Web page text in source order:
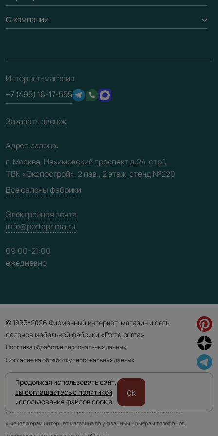
Погонаж
Гарантия
Вопрос-ответ
Отзывы клиентов
Техническая информация
Юридическая информация
Доставка
Дизайнерам / архитекторам
3D-модели
О компании
О фабрике
Сертификаты
Производство
Вакансии
Карта сайта
Интернет-магазин
+7 (495) 16-17-555
Заказать звонок
Адрес салона:
г. Москва, Нахимовский проспект д.24, стр.1,
ТВК «Экспострой», 2 пав., 2 этаж, стенд №220
Все салоны фабрики
Электронная почта
info@portaprima.ru
09:00-21:00
ежедневно
© 1993-2026 Фирменный интернет-магазин и сеть
салонов мебельной фабрики «Porta prima»
Политика обработки персональных данных
Согласие на обработку персональных данных
Приведенная на сайте информация не является публичной офертой
и носит информационно ознакомительный характер.
Для уточнения наличия и характеристик товара просьба обращаться
к менеджерам интернет магазина по указанным номерам телефонов.
Продолжая использовать сайт,
вы соглашаетесь с политикой
использования файлов cookie.
OK